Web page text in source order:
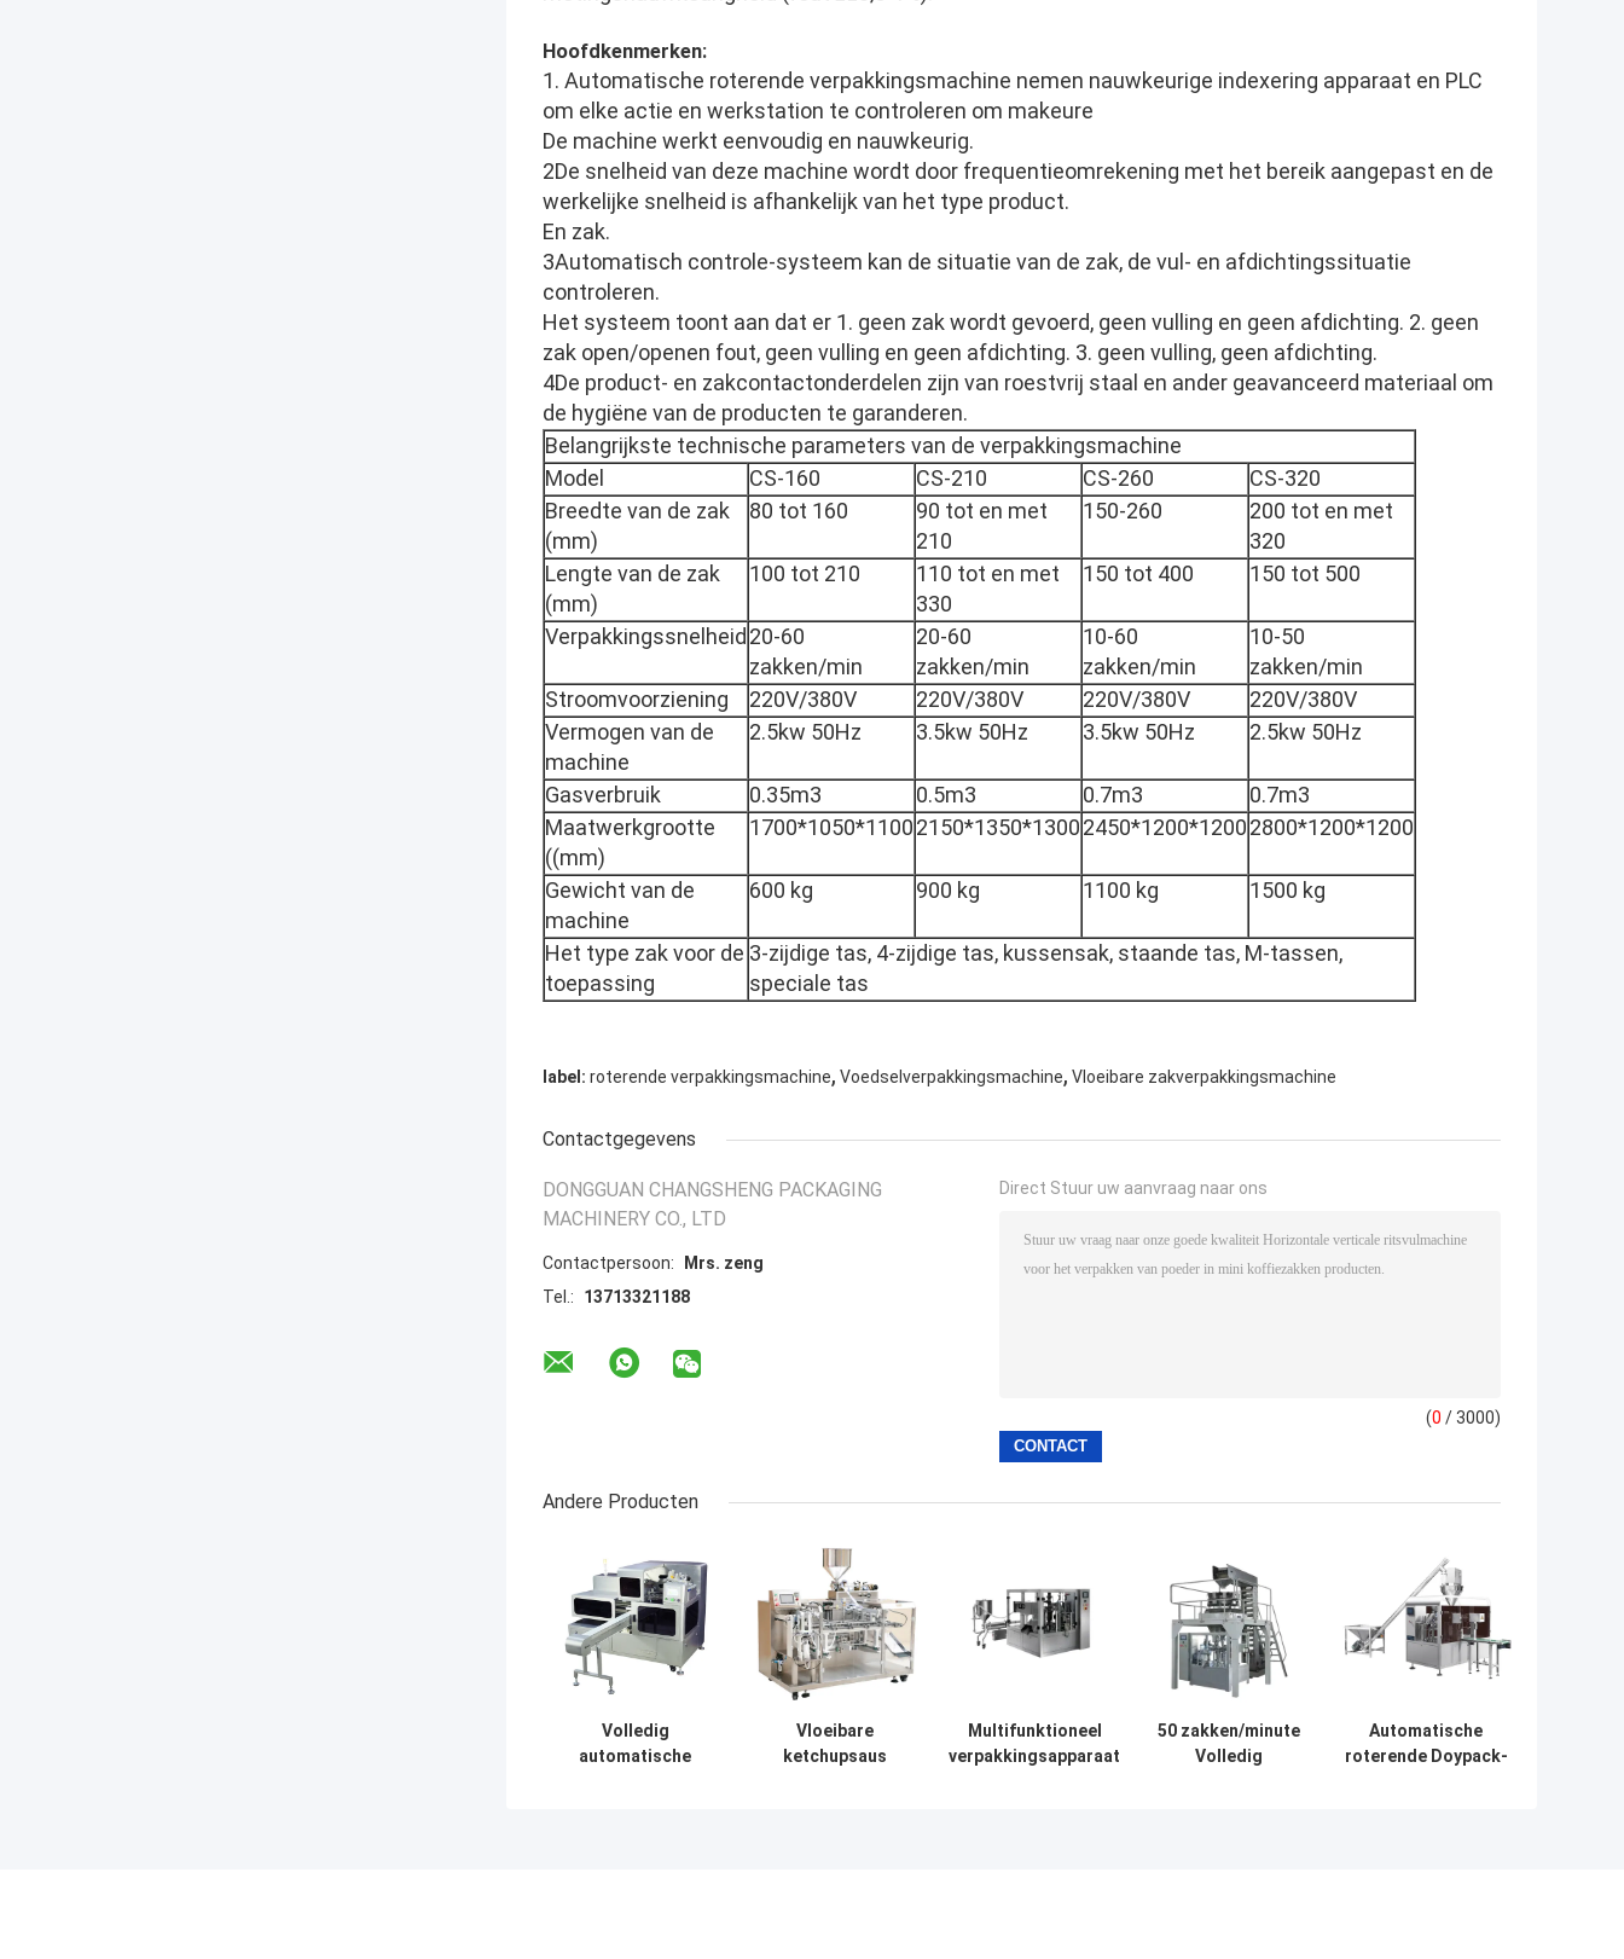
Hoofdkenmerken:
1. Automatische roterende verpakkingsmachine nemen nauwkeurige indexering apparaat en PLC
om elke actie en werkstation te controleren om makeure
De machine werkt eenvoudig en nauwkeurig.
2De snelheid van deze machine wordt door frequentieomrekening met het bereik aangepast en de
werkelijke snelheid is afhankelijk van het type product.
En zak.
3Automatisch controle-systeem kan de situatie van de zak, de vul- en afdichtingssituatie
controleren.
Het systeem toont aan dat er 1. geen zak wordt gevoerd, geen vulling en geen afdichting. 2. geen
zak open/openen fout, geen vulling en geen afdichting. 3. geen vulling, geen afdichting.
4De product- en zakcontactonderdelen zijn van roestvrij staal en ander geavanceerd materiaal om
de hygiëne van de producten te garanderen.
Belangrijkste technische parameters van de verpakkingsmachine
Model
CS-160 CS-210 CS-260
CS-320
Breedte van de zak
(mm)
80 tot 160
90 tot en met
210
150-260
200 tot en met
320
Lengte van de zak
(mm)
100 tot 210
110 tot en met
330
150 tot 400 150 tot 500
Verpakkingssnelheid 20-60
zakken/min
20-60
zakken/min
10-60
zakken/min
10-50
zakken/min
Stroomvoorziening
220V/380V 220V/380V 220V/380V
220V/380V
Vermogen van de
machine
2.5kw 50Hz 3.5kw 50Hz 3.5kw 50Hz 2.5kw 50Hz
Gasverbruik 0.35m3 0.5m3 0.7m3
0.7m3
Maatwerkgrootte
((mm)
1700*1050*11002150*1350*13002450*1200*12002800*1200*1200
Gewicht van de
machine
600 kg 900 kg 1100 kg 1500 kg
Het type zak voor de
toepassing
3-zijdige tas, 4-zijdige tas, kussensak, staande tas, M-tassen,
speciale tas
label: roterende verpakkingsmachine, Voedselverpakkingsmachine, Vloeibare zakverpakkingsmachine
Contactgegevens
DONGGUAN CHANGSHENG PACKAGING
MACHINERY CO., LTD
Contactpersoon:
Mrs. zeng
Tel.:
13713321188
Direct Stuur uw aanvraag naar ons
(0 / 3000)
Andere Producten
Volledig
automatische
Vloeibare
ketchupsaus
Multifunktioneel
verpakkingsapparaat
50 zakken/minute
Volledig
Automatische
roterende Doypack-